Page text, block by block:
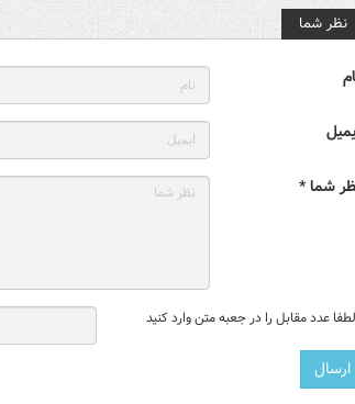
نظر شما
شما *
لطفا عدد مقابل را در جعبه متن وارد کنید